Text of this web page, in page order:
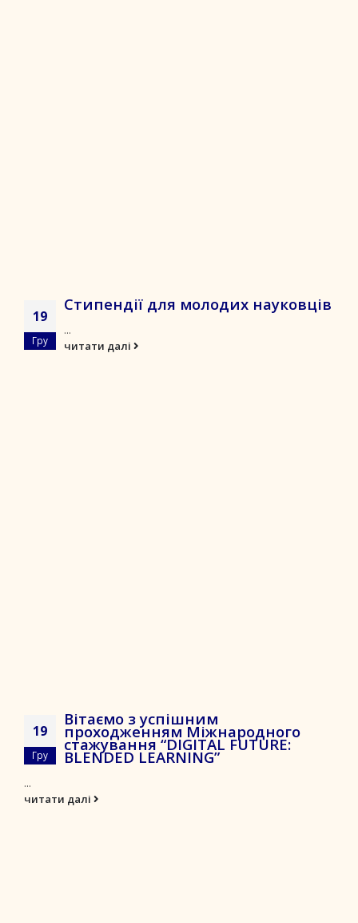
19
Гру
Стипендії для молодих науковців
...
читати далі
19
Гру
Вітаємо з успішним
проходженням Міжнародного
стажування “DIGITAL FUTURE:
BLENDED LEARNING”
...
читати далі